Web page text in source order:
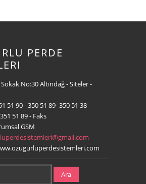
PERDE
No:30 Altındağ - Siteler -
51 90- 350 51 89- 350 51 38
51 89- Faks
GSM
Ara